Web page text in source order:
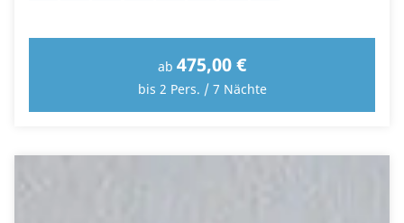
ab 475,00 €
bis 2 Pers. / 7 Nächte